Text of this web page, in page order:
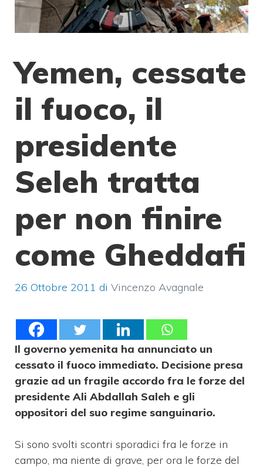
Yemen, cessate
il fuoco, il
presidente
Seleh tratta
per non finire
come Gheddafi
26 Ottobre 2011 di Vincenzo Avagnale
Il governo yemenita ha annunciato un
cessato il fuoco immediato. Decisione presa
grazie ad un fragile accordo fra le forze del
presidente Ali Abdallah Saleh e gli
oppositori del suo regime sanguinario.
Si sono svolti scontri sporadici fra le forze in
campo, ma niente di grave, per ora le forze del